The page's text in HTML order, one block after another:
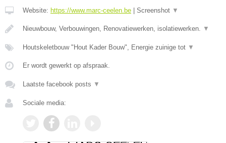
Website: https://www.marc-ceelen.be Screenshot ▼
Nieuwbouw, Verbouwingen, Renovatiewerken, isolatiewerken. ▼
Houtskeletbouw "Hout Kader Bouw", Energie zuinige tot ▼
Er wordt gewerkt op afspraak.
Laatste facebook posts ▼
Sociale media: